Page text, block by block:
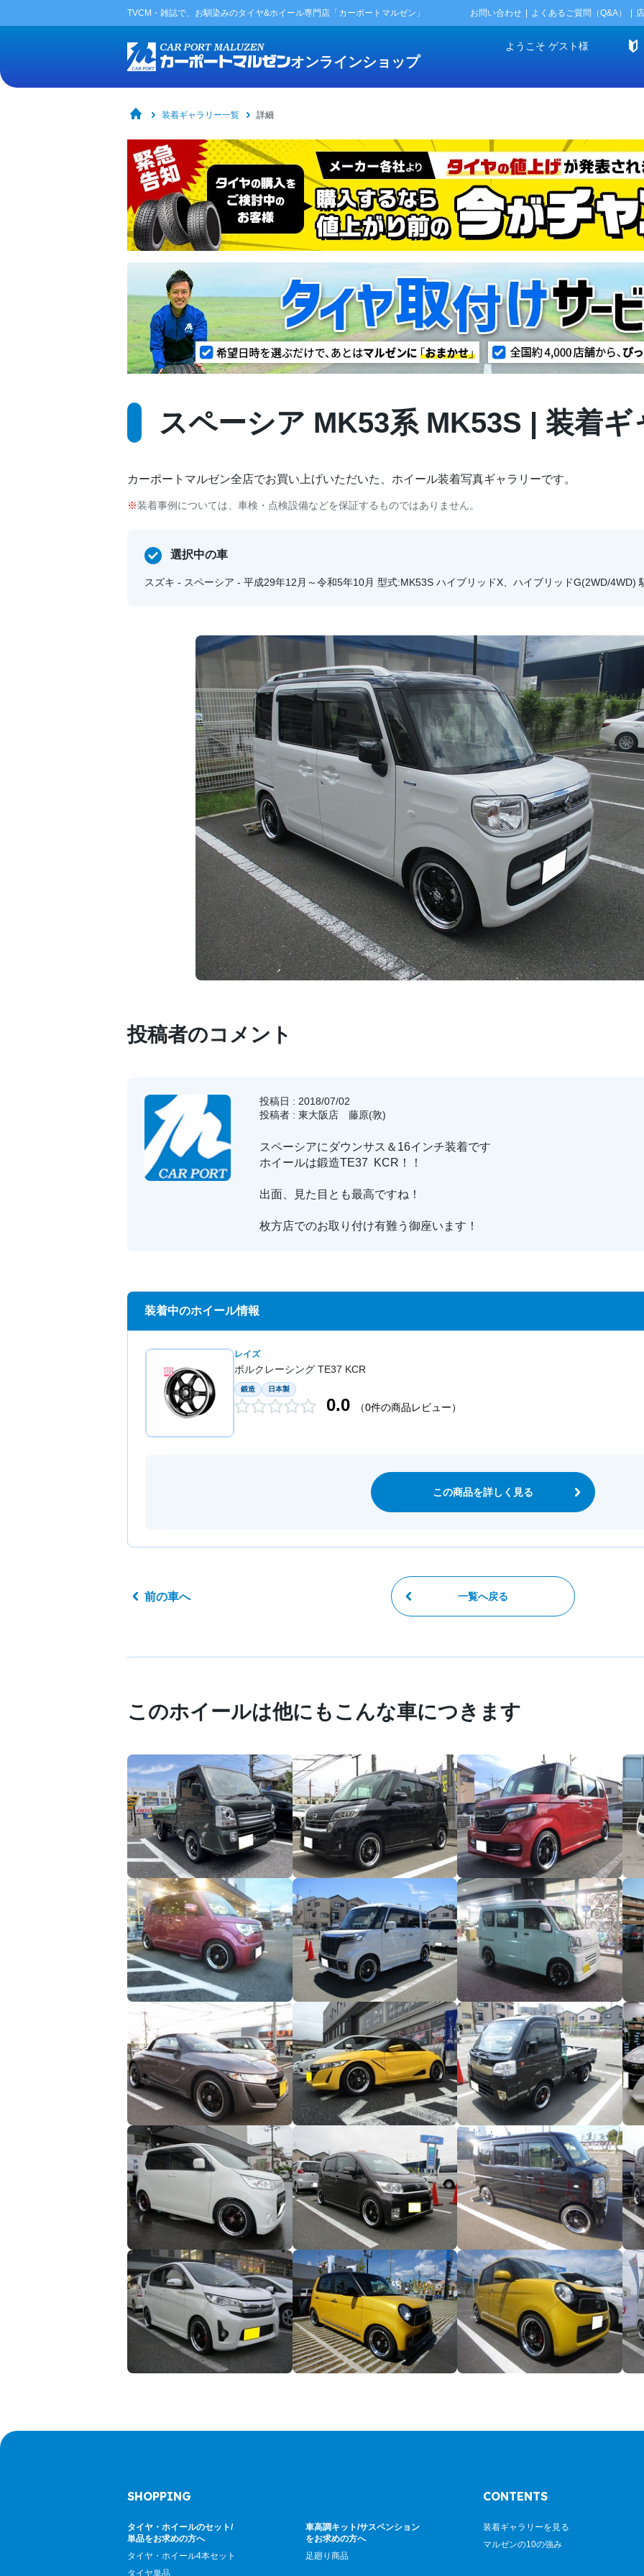
TVCM・雑誌で、お馴染みのタイヤ&ホイール専門店「カーポートマルゼン」 お問い合わせ よくあるご質問（Q&A）
オンラインショップ
ようこそ ゲスト様
装着ギャラリー一覧 詳細
スペーシア MK53系 MK53S | 装着ギ
カーポートマルゼン全店でお買い上げいただいた、ホイール装着写真ギャラリーです。
装着事例については、車検・点検設備などを保証するものではありません。
選択中の車
スズキ - スペーシア - 平成29年12月～令和5年10月 型式:MK53S ハイブリッドX、ハイブリッドG(2WD/4WD)
投稿者のコメント
投稿日 : 2018/07/02
投稿者 : 東大阪店 藤原(敦)
スペーシアにダウンサス＆16インチ装着です
ホイールは鍛造TE37 KCR！！
出面、見た目とも最高ですね！
枚方店でのお取り付け有難う御座います！
装着中のホイール情報
レイズ
ボルクレーシング TE37 KCR
鍛造 日本製
0.0 （0件の商品レビュー）
この商品を詳しく見る
前の車へ 一覧へ戻る
このホイールは他にもこんな車につきます
SHOPPING
タイヤ・ホイールのセット/
単品をお求めの方へ
タイヤ・ホイール4本セット
タイヤ単品
車高調キット/サスペンション
をお求めの方へ
足廻り商品
CONTENTS
装着ギャラリーを見る
マルゼンの10の強み